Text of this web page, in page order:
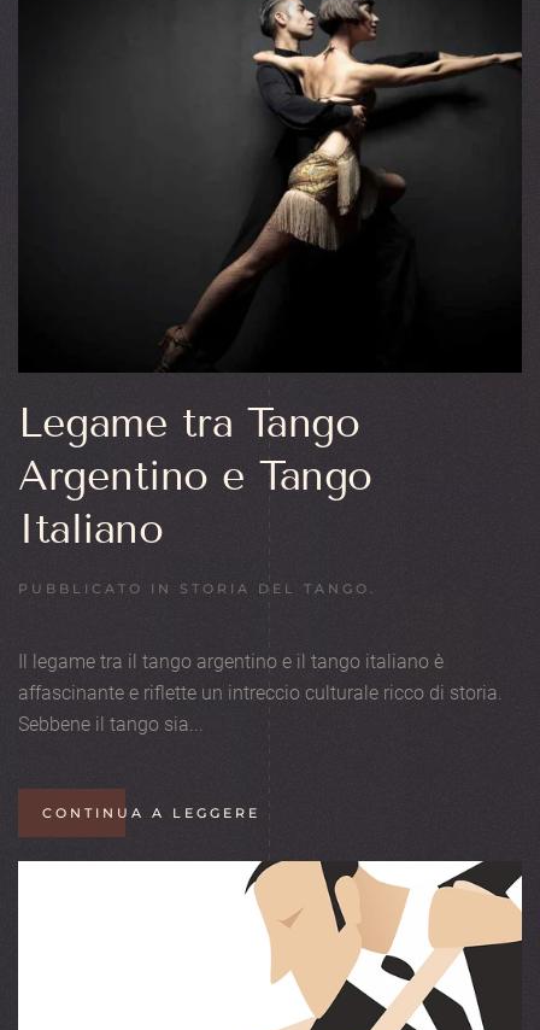
Legame tra Tango
Argentino e Tango
Italiano
PUBBLICATO IN STORIA DEL TANGO .
Il legame tra il tango argentino e il tango italiano è
affascinante e riflette un intreccio culturale ricco di storia.
Sebbene il tango sia...
CONTINUA A LEGGERE